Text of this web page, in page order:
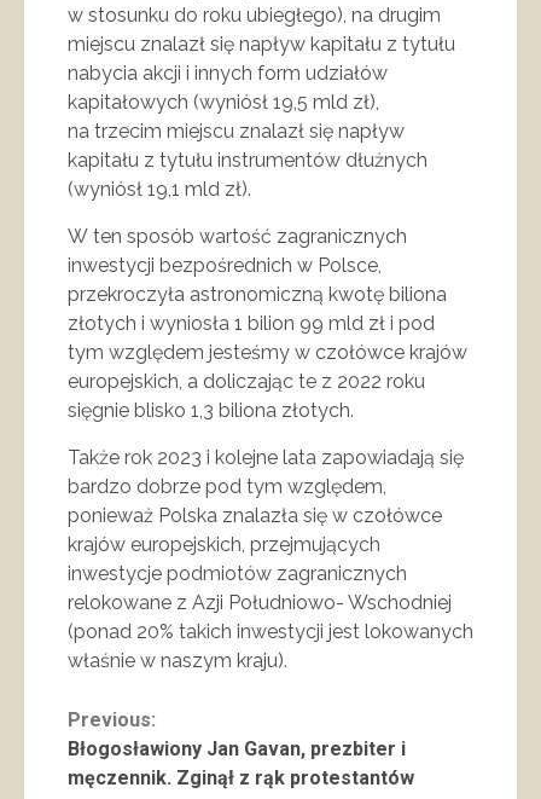
w stosunku do roku ubiegłego), na drugim
miejscu znalazł się napływ kapitału z tytułu
nabycia akcji i innych form udziałów
kapitałowych (wyniósł 19,5 mld zł),
na trzecim miejscu znalazł się napływ
kapitału z tytułu instrumentów dłużnych
(wyniósł 19,1 mld zł).
W ten sposób wartość zagranicznych
inwestycji bezpośrednich w Polsce,
przekroczyła astronomiczną kwotę biliona
złotych i wyniosła 1 bilion 99 mld zł i pod
tym względem jesteśmy w czołówce krajów
europejskich, a doliczając te z 2022 roku
sięgnie blisko 1,3 biliona złotych.
Także rok 2023 i kolejne lata zapowiadają się
bardzo dobrze pod tym względem,
ponieważ Polska znalazła się w czołówce
krajów europejskich, przejmujących
inwestycje podmiotów zagranicznych
relokowane z Azji Południowo- Wschodniej
(ponad 20% takich inwestycji jest lokowanych
właśnie w naszym kraju).
Continue
Reading
Previous:
Błogosławiony Jan Gavan, prezbiter i
męczennik. Zginął z rąk protestantów